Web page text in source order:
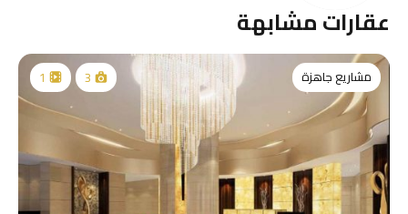
عقارات مشابهة
مشاريع جاهزة 3
1